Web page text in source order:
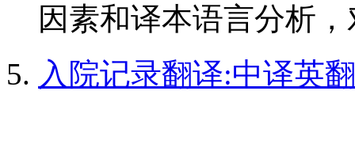
因素和译本语言分析
入院记录翻译:中译英